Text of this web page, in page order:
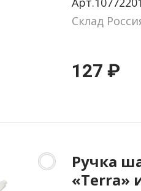
ПЭТ
Склад
127 ₽
Ручка
«Terra»